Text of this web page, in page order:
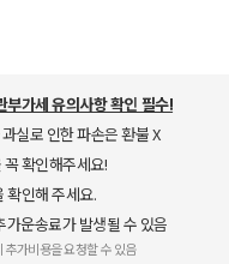
부가세 유의사항 확인 필수!
실로 인한 파손은 환불 X
확인해주세요!
확인해 주세요.
운송료가 발생될 수 있음
추가비용을 요청할 수 있음